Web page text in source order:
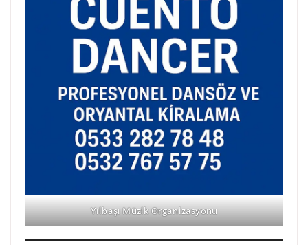
Yılbaşı Müzik Organizasyonu